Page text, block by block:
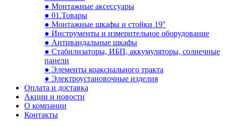
● Монтажные аксессуары
● 01.Товары
● Монтажные шкафы и стойки 19"
● Инструменты и измерительное оборудование
● Антивандальные шкафы
● Стабилизаторы, ИБП, аккумуляторы, солнечные
панели
● Элементы коаксиального тракта
● Электроустановочные изделия
Оплата и доставка
Акции и новости
О компании
Контакты